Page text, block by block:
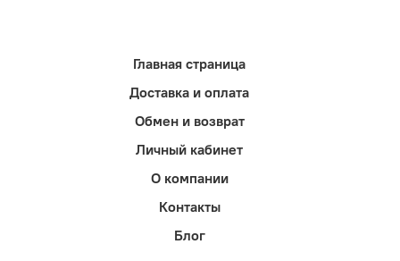
Главная страница
Доставка и оплата
Обмен и возврат
Личный кабинет
О компании
Контакты
Блог